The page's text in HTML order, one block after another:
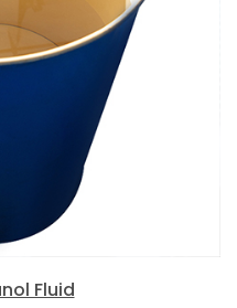
Fluid